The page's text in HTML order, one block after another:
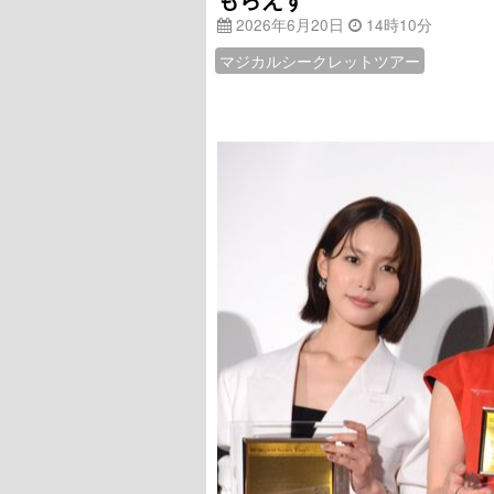
2026年6月20日
14時10分
マジカルシークレットツアー